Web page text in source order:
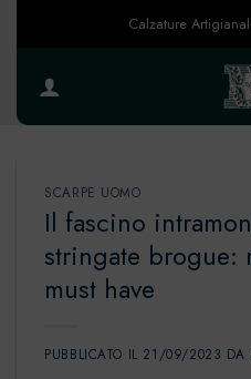
Calzature
SCARPE UOMO
Il fascino
stringate
must have
PUBBLICATO IL 21/09/2023 DA